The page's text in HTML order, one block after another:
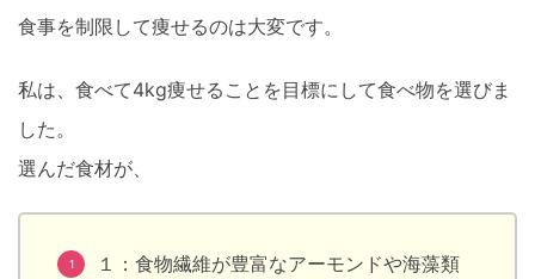
食事を制限して痩せるのは大変です。
私は、食べて4kg痩せることを目標にして食べ物を選びま
した。
選んだ食材が、
１：食物繊維が豊富なアーモンドや海藻類